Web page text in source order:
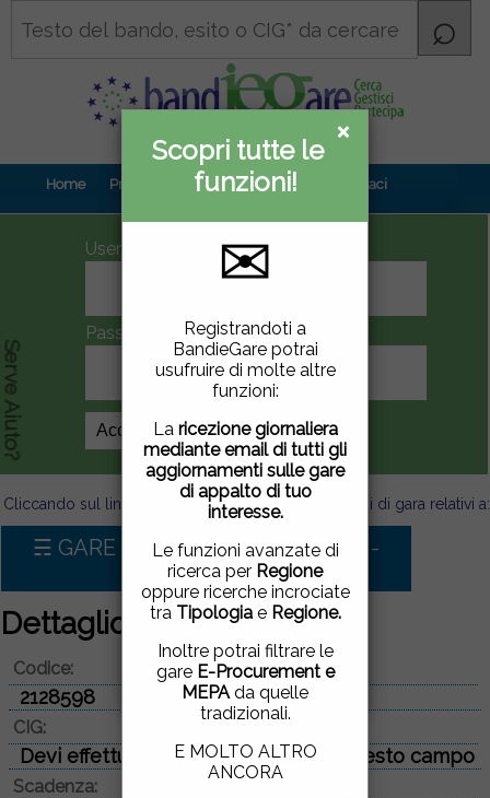
×
Informativa
privacy
Questo sito utilizza
cookie di terze parti per
migliorare la tua
esperienza di utilizzo. Se
vuoi saperne di più
qui .
Chiudendo questa
finestra, scorrendo questa
pagina, cliccando su un
link o proseguendo la
navigazione in altra
maniera, acconsenti
all'uso dei cookie.
ACCETTO |NON
ACCETTO
×
Scopri tutte le
funzioni!
✉
Registrandoti a
BandieGare potrai
usufruire di molte altre
funzioni:
La ricezione giornaliera
mediante email di tutti gli
aggiornamenti sulle gare
di appalto di tuo
interesse.
Le funzioni avanzate di
ricerca per Regione
oppure ricerche incrociate
tra Tipologiae Regione.
Inoltre potrai filtrare le
gare E-Procurement e
MEPAda quelle
tradizionali.
E MOLTO ALTRO
ANCORA
Home Prova gratuita Contenuti Contattaci
UserID
Password
Crea Account
Serve Aiuto?
Cliccando sul link sotto puoi visualizzare tutti i bandi di gara relativi a:
☴ GARE D'APPALTO PER Edilizia -
Edifici civili
Dettaglio bando di gara
Codice:
2128598
CIG:
Devi effettuare il login per vedere questo campo
Scadenza: